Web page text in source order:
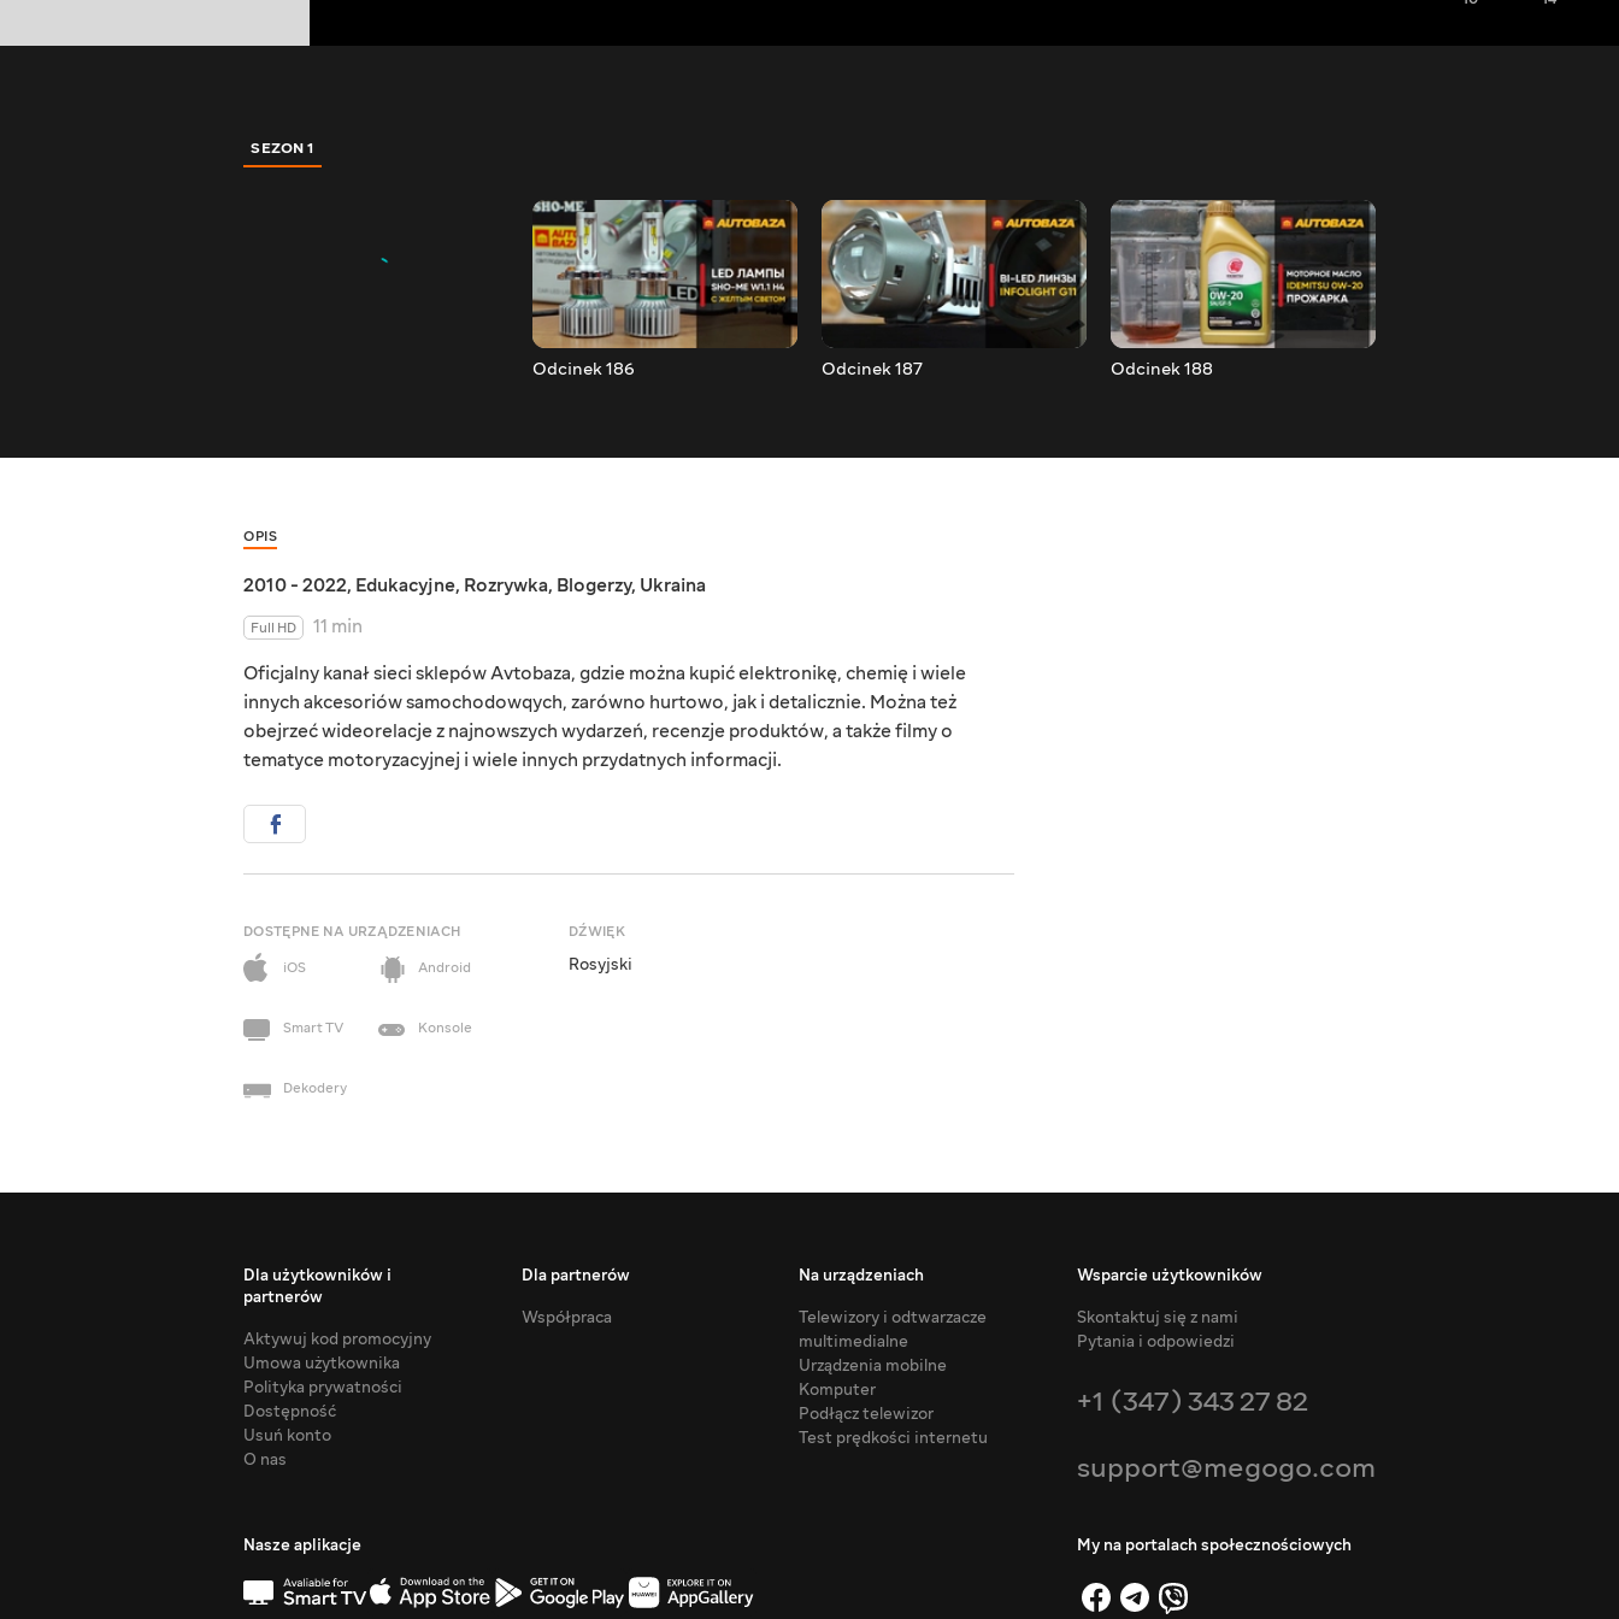
SEZON 1
Odcinek 186 Odcinek 187 Odcinek 188
OPIS
2010 - 2022, Edukacyjne, Rozrywka, Blogerzy, Ukraina
Full HD
11 min
Oficjalny kanał sieci sklepów Avtobaza, gdzie można kupić elektronikę, chemię i wiele
innych akcesoriów samochodowqych, zarówno hurtowo, jak i detalicznie. Można też
obejrzeć wideorelacje z najnowszych wydarzeń, recenzje produktów, a także filmy o
tematyce motoryzacyjnej i wiele innych przydatnych informacji.
DOSTĘPNE NA URZĄDZENIACH
iOS
Android
Smart TV Konsole
Dekodery
DŹWIĘK
Rosyjski
Dla użytkowników i
partnerów
Aktywuj kod promocyjny
Umowa użytkownika
Polityka prywatności
Dostępność
Usuń konto
O nas
Dla partnerów
Współpraca
Na urządzeniach
Telewizory i odtwarzacze
multimedialne
Urządzenia mobilne
Komputer
Podłącz telewizor
Test prędkości internetu
Wsparcie użytkowników
Skontaktuj się z nami
Pytania i odpowiedzi
+1 (347) 343 27 82
support@megogo.com
Nasze aplikacje My na portalach społecznościowych